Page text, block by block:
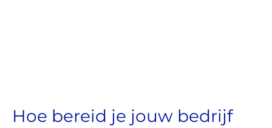
Hoe bereid je jouw bedrijf